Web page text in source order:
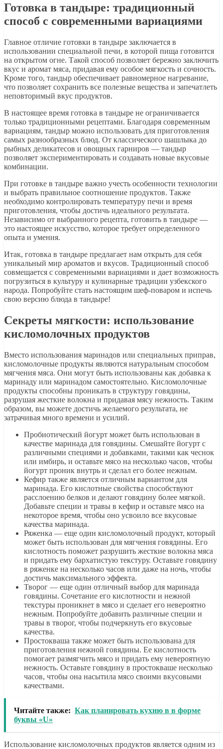
Готовка в тандыре: традиционный
способ с современными вариациями
Главное отличие готовки в тандыре заключается в
использовании специальной печи, в которой пища готовится
на открытом огне. Такой способ позволяет бережно заключить
вкус и аромат мяса, придавая ему особое мягкость и сочность.
Кроме того, тандыр обеспечивает равномерное нагревание,
что позволяет сохранить все полезные вещества и запечатлеть
неповторимый вкус продуктов.
В настоящее время готовка в тандыре не ограничивается
только традиционными рецептами. Благодаря современным
вариациям, тандыр можно использовать для приготовления
самых разнообразных блюд. От классического шашлыка до
рыбных деликатесов и овощных гарниров — тандыр
позволяет экспериментировать и создавать новые вкусовые
комбинации.
При готовке в тандыре важно учесть особенности технологии
и выбрать правильное соотношение продуктов. Также
необходимо контролировать температуру печи и время
приготовления, чтобы достичь идеального результата.
Независимо от выбранного рецепта, готовить в тандыре —
это настоящее искусство, которое требует определенного
опыта и умения.
Итак, готовка в тандыре предлагает нам открыть для себя
уникальный мир ароматов и вкусов. Традиционный способ
совмещается с современными вариациями и дает возможность
погрузиться в культуру и кулинарные традиции узбекского
народа. Попробуйте стать настоящим шеф-поваром и испечь
свою версию блюда в тандыре!
Секреты мягкости: использование
кисломолочных продуктов
Вместо использования маринадов или специальных приправ,
кисломолочные продукты являются натуральным способом
мягчения мяса. Они могут быть использованы как добавка к
маринаду или маринадом самостоятельно. Кисломолочные
продукты способны проникать в структуру говядины,
разрушая жесткие волокна и придавая мясу нежность. Таким
образом, вы можете достичь желаемого результата, не
затрачивая много времени и усилий.
Пробиотический йогурт может быть использован в
качестве маринада для говядины. Смешайте йогурт с
различными специями и добавками, такими как чеснок
или имбирь, и оставьте мясо на несколько часов, чтобы
йогурт проник внутрь и сделал его более нежным.
Кефир также является отличным вариантом для
маринада. Его кислотные свойства способствуют
расслоению белков и делают говядину более мягкой.
Добавьте специи и травы в кефир и оставьте мясо на
некоторое время, чтобы оно усвоило все вкусовые
качества маринада.
Ряженка — еще один кисломолочный продукт, который
может быть использован для мягчения говядины. Его
кислотность поможет разрушить жесткие волокна мяса
и придать ему бархатистую текстуру. Оставьте говядину
в ряженке на несколько часов или даже на ночь, чтобы
достичь максимального эффекта.
Творог — еще один отличный выбор для маринада
говядины. Сочетание его кислотности и нежной
текстуры проникнет в мясо и сделает его невероятно
нежным. Попробуйте добавить различные специи и
травы в творог, чтобы подчеркнуть его вкусовые
качества.
Простокваша также может быть использована для
приготовления нежной говядины. Ее кислотность
помогает размягчить мясо и придать ему невероятную
нежность. Оставьте говядину в простокваше несколько
часов, чтобы она насытила мясо своими вкусовыми
качествами.
Читайте также: Как планировать кухню в в форме
буквы «U»
Использование кисломолочных продуктов является одним из